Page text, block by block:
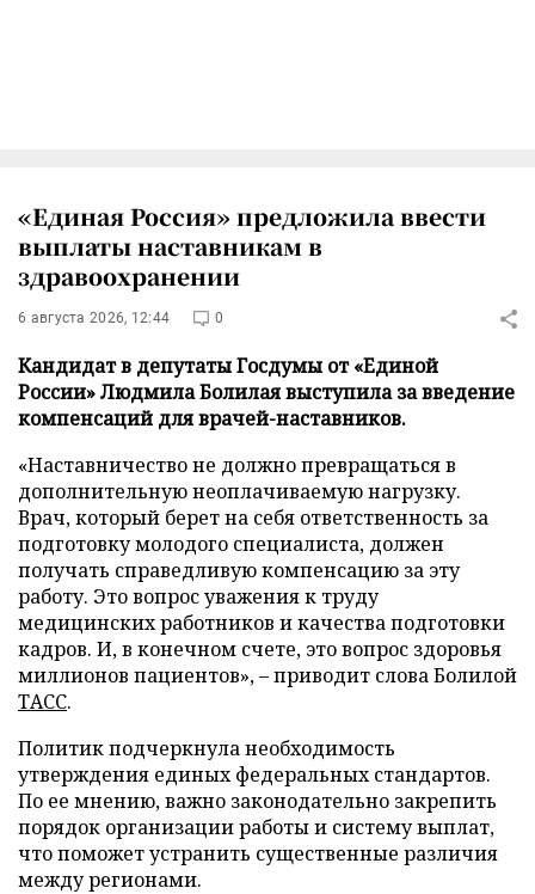
«Единая Россия» предложила ввести
выплаты наставникам в
здравоохранении
6 августа 2026, 12:44 0
Кандидат в депутаты Госдумы от «Единой
России» Людмила Болилая выступила за введение
компенсаций для врачей-наставников.
«Наставничество не должно превращаться в
дополнительную неоплачиваемую нагрузку.
Врач, который берет на себя ответственность за
подготовку молодого специалиста, должен
получать справедливую компенсацию за эту
работу. Это вопрос уважения к труду
медицинских работников и качества подготовки
кадров. И, в конечном счете, это вопрос здоровья
миллионов пациентов», – приводит слова Болилой
ТАСС.
Политик подчеркнула необходимость
утверждения единых федеральных стандартов.
По ее мнению, важно законодательно закрепить
порядок организации работы и систему выплат,
что поможет устранить существенные различия
между регионами.